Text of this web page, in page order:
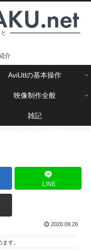
介
AviUtlの基本操作
映像制作全般
雑記
LINE
2020.09.26
す。